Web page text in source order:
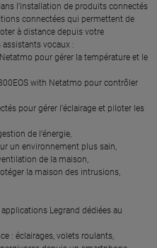
l’installation de produits connectés
connectées qui permettent de
à distance depuis votre
vocaux :
pour gérer la température et le
with Netatmo pour contrôler
pour gérer l’éclairage et piloter les
de l’énergie,
un environnement plus sain,
de la maison,
la maison des intrusions,
Legrand dédiées au
: éclairages, volets roulants,